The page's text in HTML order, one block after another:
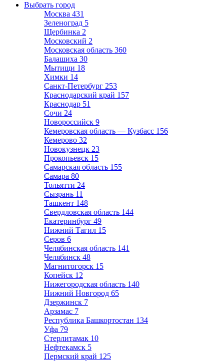
Выбрать город
Москва 431
Зеленоград 5
Щербинка 2
Московский 2
Московская область 360
Балашиха 30
Мытищи 18
Химки 14
Санкт-Петербург 253
Краснодарский край 157
Краснодар 51
Сочи 24
Новороссийск 9
Кемеровская область — Кузбасс 156
Кемерово 32
Новокузнецк 23
Прокопьевск 15
Самарская область 155
Самара 80
Тольятти 24
Сызрань 11
Ташкент 148
Свердловская область 144
Екатеринбург 49
Нижний Тагил 15
Серов 6
Челябинская область 141
Челябинск 48
Магнитогорск 15
Копейск 12
Нижегородская область 140
Нижний Новгород 65
Дзержинск 7
Арзамас 7
Республика Башкортостан 134
Уфа 79
Стерлитамак 10
Нефтекамск 5
Пермский край 125